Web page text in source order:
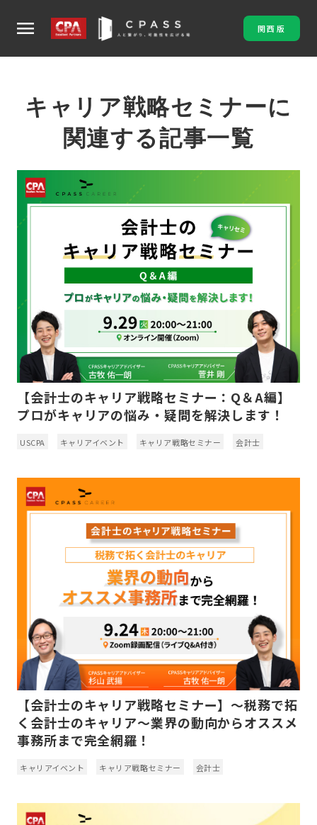
menu 関西版
キャリア戦略セミナーに
関連する記事一覧
【会計士のキャリア戦略セミナー：Q＆A編】
プロがキャリアの悩み・疑問を解決します！
USCPA キャリアイベント キャリア戦略セミナー 会計士
【会計士のキャリア戦略セミナー】〜税務で拓
く会計士のキャリア〜業界の動向からオススメ
事務所まで完全網羅！
キャリアイベント キャリア戦略セミナー 会計士